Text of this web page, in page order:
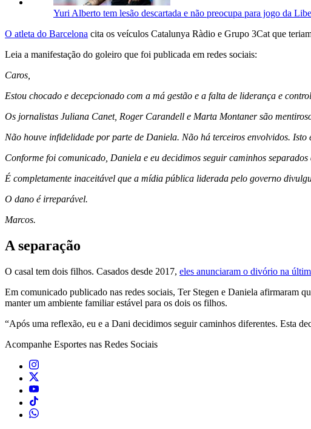
Yuri Alberto tem lesão descartada e não preocupa para jogo da
O atleta do Barcelona cita os veículos Catalunya Ràdio e Grupo 3Cat que
Leia a manifestação do goleiro que foi publicada em redes sociais:
Caros,
Estou chocado e decepcionado com a má gestão e a falta de liderança e
Os jornalistas Juliana Canet, Roger Carandell e Marta Montaner são
Não houve infidelidade por parte de Daniela. Não há terceiros envolvidos. Isto
Conforme foi comunicado, Daniela e eu decidimos seguir caminhos
É completamente inaceitável que a mídia pública liderada pelo governo
O dano é irreparável.
Marcos.
A separação
O casal tem dois filhos. Casados desde 2017, eles anunciaram o divório na
Em comunicado publicado nas redes sociais, Ter Stegen e Daniela afirmaram
manter um ambiente familiar estável para os dois os filhos.
“Após uma reflexão, eu e a Dani decidimos seguir caminhos diferentes. Esta
Acompanhe Esportes nas Redes Sociais